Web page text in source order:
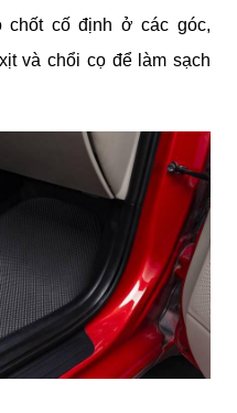
chốt cố định ở các góc,
và chổi cọ để làm sạch